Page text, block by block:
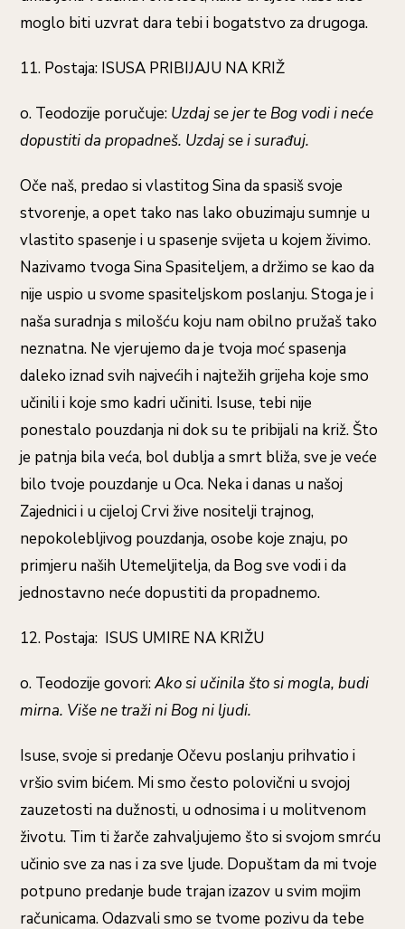
moglo biti uzvrat dara tebi i bogatstvo za drugoga.
11. Postaja: ISUSA PRIBIJAJU NA KRIŽ
o. Teodozije poručuje: Uzdaj se jer te Bog vodi i neće
dopustiti da propadneš. Uzdaj se i surađuj.
Oče naš, predao si vlastitog Sina da spasiš svoje
stvorenje, a opet tako nas lako obuzimaju sumnje u
vlastito spasenje i u spasenje svijeta u kojem živimo.
Nazivamo tvoga Sina Spasiteljem, a držimo se kao da
nije uspio u svome spasiteljskom poslanju. Stoga je i
naša suradnja s milošću koju nam obilno pružaš tako
neznatna. Ne vjerujemo da je tvoja moć spasenja
daleko iznad svih najvećih i najtežih grijeha koje smo
učinili i koje smo kadri učiniti. Isuse, tebi nije
ponestalo pouzdanja ni dok su te pribijali na križ. Što
je patnja bila veća, bol dublja a smrt bliža, sve je veće
bilo tvoje pouzdanje u Oca. Neka i danas u našoj
Zajednici i u cijeloj Crvi žive nositelji trajnog,
nepokolebljivog pouzdanja, osobe koje znaju, po
primjeru naših Utemeljitelja, da Bog sve vodi i da
jednostavno neće dopustiti da propadnemo.
12. Postaja: ISUS UMIRE NA KRIŽU
o. Teodozije govori:Ako si učinila što si mogla, budi
mirna. Više ne traži ni Bog ni ljudi.
Isuse, svoje si predanje Očevu poslanju prihvatio i
vršio svim bićem. Mi smo često polovični u svojoj
zauzetosti na dužnosti, u odnosima i u molitvenom
životu. Tim ti žarče zahvaljujemo što si svojom smrću
učinio sve za nas i za sve ljude. Dopuštam da mi tvoje
potpuno predanje bude trajan izazov u svim mojim
računicama. Odazvali smo se tvome pozivu da tebe